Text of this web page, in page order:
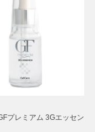
プレミアム 3Gエッセン